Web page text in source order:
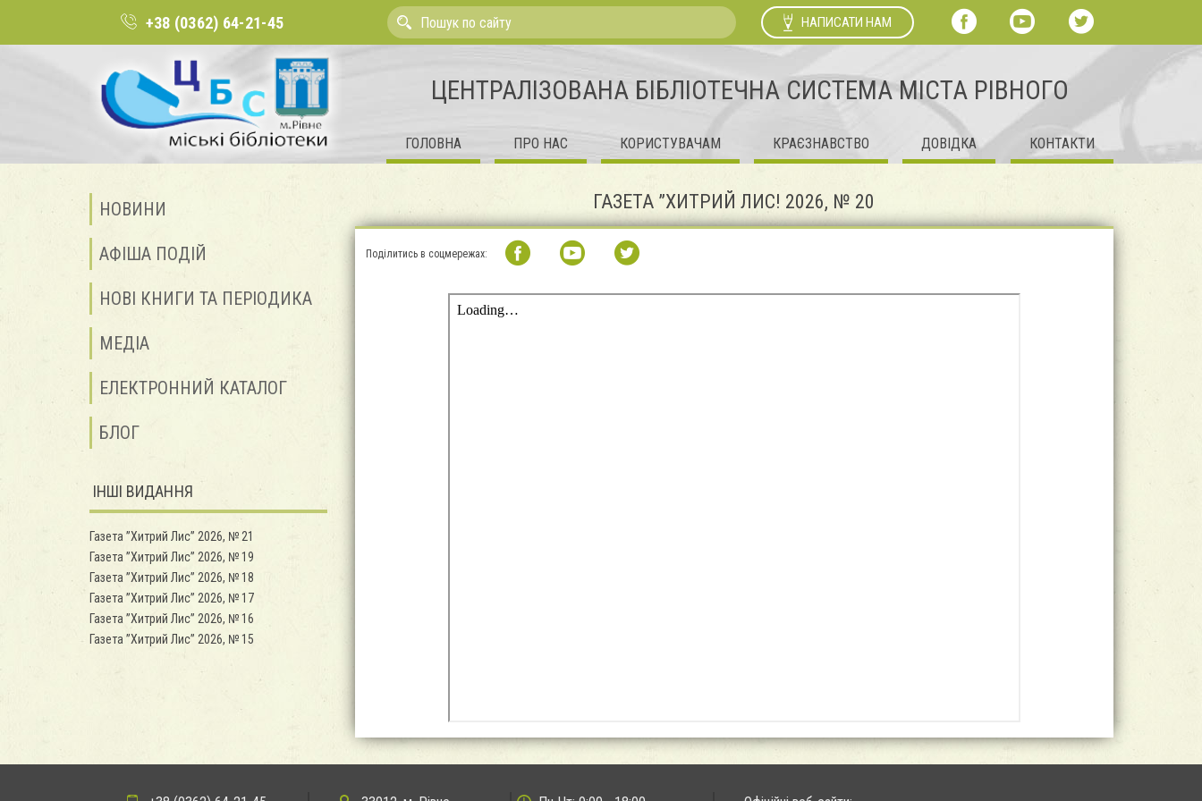
+38 (0362) 64-21-45 НАПИСАТИ НАМ
ЦЕНТРАЛІЗОВАНА БІБЛІОТЕЧНА СИСТЕМА МІСТА РІВНОГО
ГОЛОВНА ПРО НАС КОРИСТУВАЧАМ КРАЄЗНАВСТВО ДОВІДКА КОНТАКТИ
НОВИНИ
АФІША ПОДІЙ
НОВІ КНИГИ ТА ПЕРІОДИКА
МЕДІА
ЕЛЕКТРОННИЙ КАТАЛОГ
БЛОГ
ІНШІ ВИДАННЯ
Газета ”Хитрий Лис” 2026, № 21
Газета ”Хитрий Лис” 2026, № 19
Газета ”Хитрий Лис” 2026, № 18
Газета ”Хитрий Лис” 2026, № 17
Газета ”Хитрий Лис” 2026, № 16
Газета ”Хитрий Лис” 2026, № 15
ГАЗЕТА ”ХИТРИЙ ЛИС! 2026, № 20
Поділитись в соцмережах: